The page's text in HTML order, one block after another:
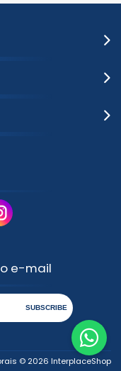
e-mail
SUBSCRIBE
© 2026 InterplaceShop